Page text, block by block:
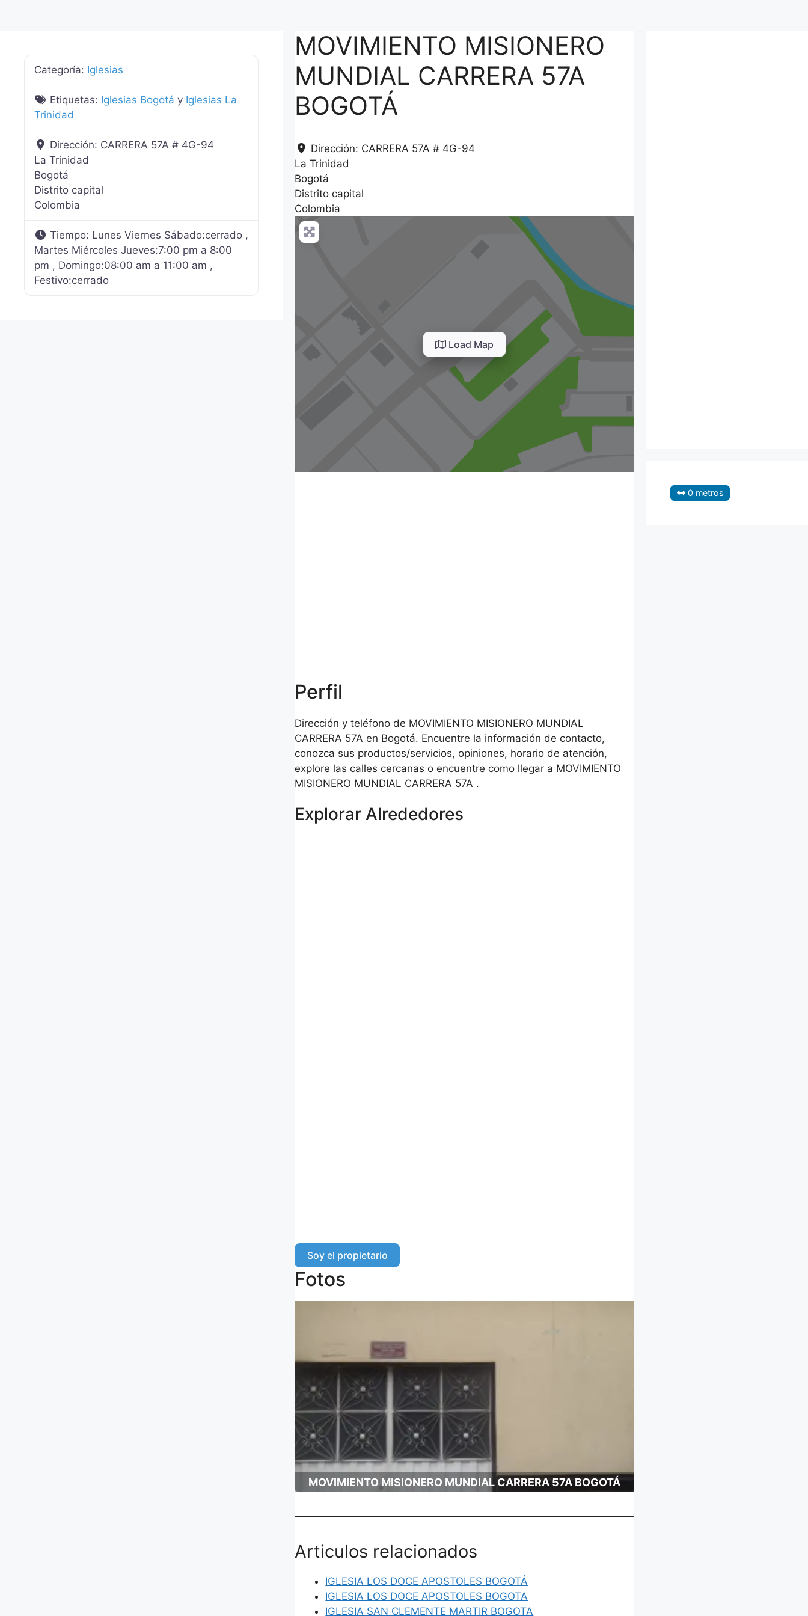
MOVIMIENTO MISIONERO
MUNDIAL CARRERA 57A
BOGOTÁ
Dirección: CARRERA 57A # 4G-94
La Trinidad
Bogotá
Distrito capital
Colombia
Load Map
Perfil
Dirección y teléfono de MOVIMIENTO MISIONERO MUNDIAL
CARRERA 57A en Bogotá. Encuentre la información de contacto,
conozca sus productos/servicios, opiniones, horario de atención,
explore las calles cercanas o encuentre como llegar a MOVIMIENTO
MISIONERO MUNDIAL CARRERA 57A .
Explorar Alrededores
Soy el propietario
Fotos
MOVIMIENTO MISIONERO MUNDIAL CARRERA 57A BOGOTÁ
Articulos relacionados
IGLESIA LOS DOCE APOSTOLES BOGOTÁ
IGLESIA LOS DOCE APOSTOLES BOGOTA
IGLESIA SAN CLEMENTE MARTIR BOGOTA
Categoría: Iglesias
Etiquetas: Iglesias Bogotá y Iglesias La
Trinidad
Dirección: CARRERA 57A # 4G-94
La Trinidad
Bogotá
Distrito capital
Colombia
Tiempo: Lunes Viernes Sábado:cerrado ,
Martes Miércoles Jueves:7:00 pm a 8:00
pm , Domingo:08:00 am a 11:00 am ,
Festivo:cerrado
0 metros